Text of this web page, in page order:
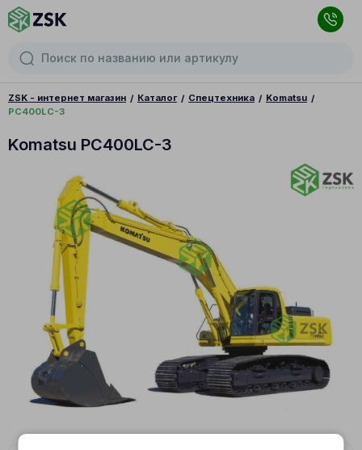
ZSK - интернет магазин Каталог Спецтехника
Komatsu
PC400LC-3
Komatsu PC400LC-3